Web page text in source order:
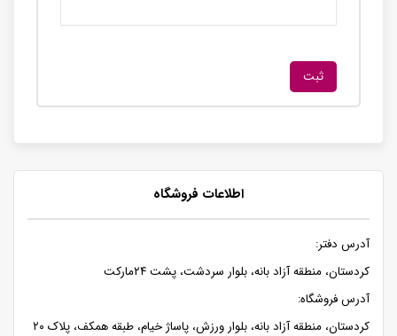
اطلاعات فروشگاه
آدرس دفتر:
کردستان، منطقه آزاد بانه، بلوار سردشت، پشت ۲۴مارکت
آدرس فروشگاه:
کردستان، منطقه آزاد بانه، بلوار ورزش، پاساژ خیام، طبقه همکف، پلاک ۲۰